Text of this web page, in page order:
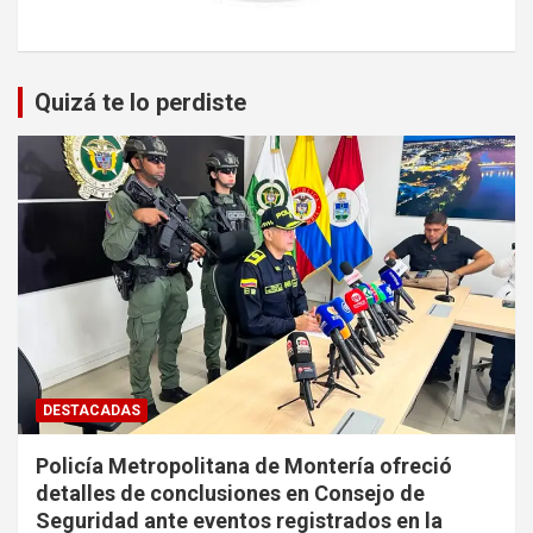
Quizá te lo perdiste
DESTACADAS
Policía Metropolitana de Montería ofreció
detalles de conclusiones en Consejo de
Seguridad ante eventos registrados en la